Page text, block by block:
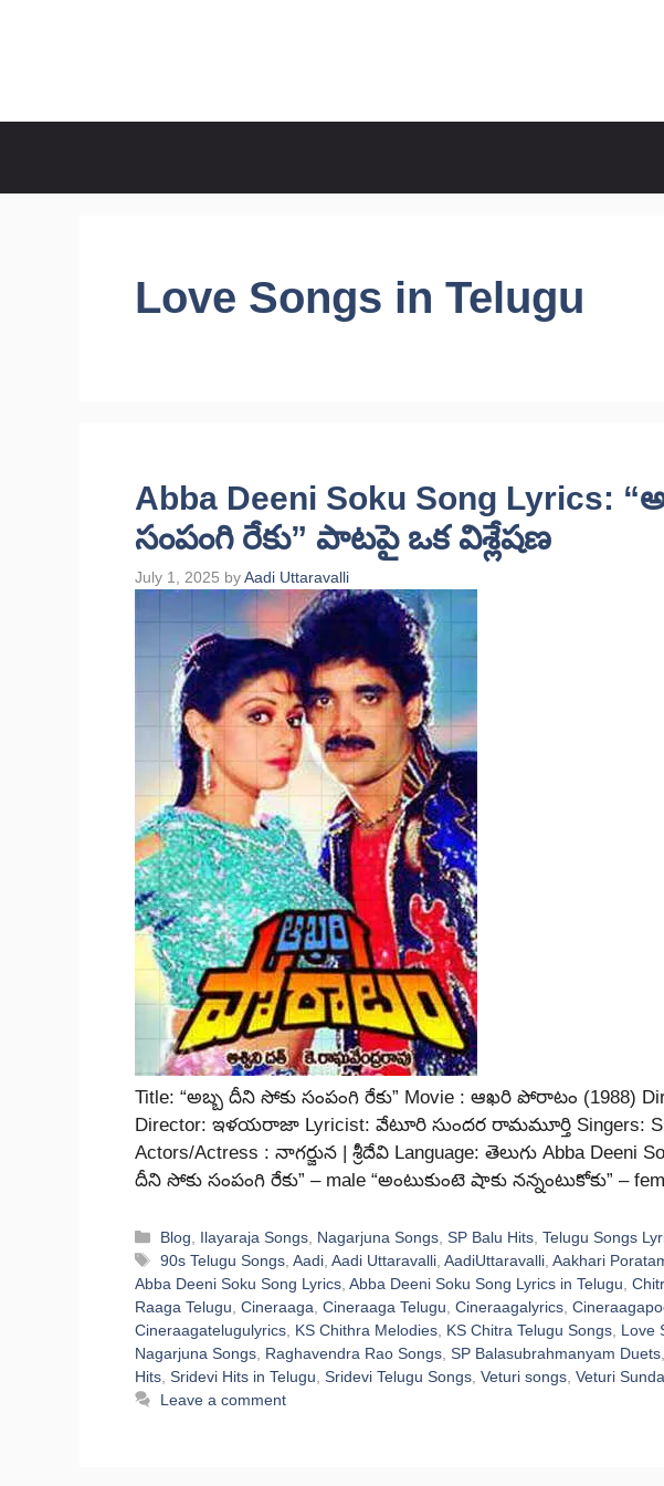
Love Songs in Telugu
Abba Deeni Soku Song Lyrics:
సంపంగి రేకు” పాటపై ఒక విశ్లేషణ
July 1, 2025 byAadi Uttaravalli
Title: “అబ్బ దీని సోకు సంపంగి రేకు” Movie : ఆఖరి పోరాటం (1988)
Director: ఇళయరాజా Lyricist: వేటూరి సుందర రామమూర్తి Singers:
Actors/Actress : నాగర్జున | శ్రీదేవి Language: తెలుగు Abba Deeni
దీని సోకు సంపంగి రేకు” – male “అంటుకుంటె షాకు నన్నంటుకోకు” –
Categories
Blog Ilayaraja Songs Nagarjuna Songs ,SP Balu Hits ,Telugu Songs
Tags
90s Telugu Songs ,Aadi ,Aadi Uttaravalli ,AadiUttaravalli ,Aakhari
Abba Deeni Soku Song Lyrics Abba Deeni Soku Song Lyrics in Telugu
Raaga Telugu Cineraaga Cineraaga Telugu Cineraagalyrics
Cineraagatelugulyrics KS Chithra Melodies KS Chitra Telugu Songs Love
Nagarjuna Songs Raghavendra Rao Songs SP Balasubrahmanyam Duets
Hits Sridevi Hits in Telugu Sridevi Telugu Songs Veturi songs Veturi
Leave a comment